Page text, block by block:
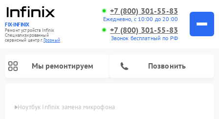
FIX-INFINIX
Ремонт устройств Infinix
Специализированный
cервисный центр г.Грозный
+7 (800) 301-55-83
Ежедневно, с 10:00 до 20:00
+7 (800) 301-55-83
Звонок бесплатный по РФ
Мы ремонтируем Позвонить
Ноутбук Infinix замена микрофона